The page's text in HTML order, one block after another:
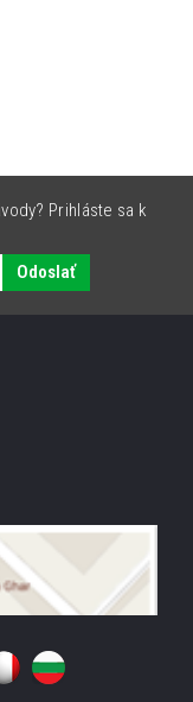
Prihláste sa k
Odoslať